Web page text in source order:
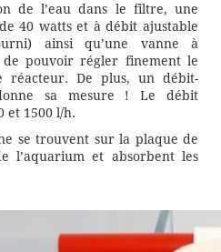
de l’eau dans le filtre, une
40 watts et à débit ajustable
ainsi qu’une vanne à
pouvoir régler finement le
réacteur. De plus, un débit-
sa mesure ! Le débit
et 1500 l/h.
se trouvent sur la plaque de
l’aquarium et absorbent les